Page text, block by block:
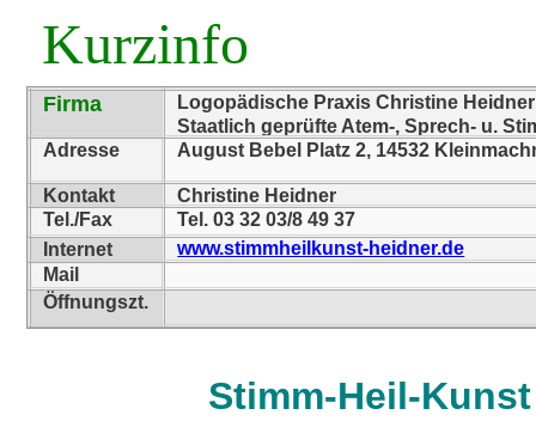
Stimm-Heil-Kunst
Kurzinfo
Firma
Logopädische Praxis Christine Heidner
Staatlich geprüfte Atem-, Sprech- u.
Adresse
August Bebel Platz 2, 14532
Kontakt
Christine Heidner
Tel./Fax
Tel. 03 32 03/8 49 37
Internet
www.stimmheilkunst-heidner.de
Mail
Öffnungszt.